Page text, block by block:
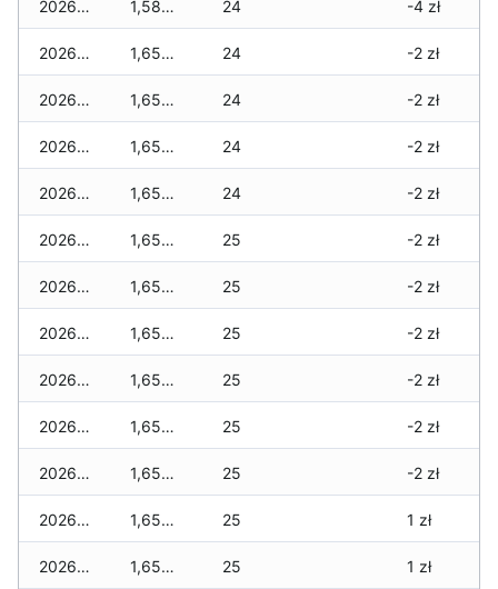
2026-05-12 1,580 zł 24 -4 zł
2026-05-09 1,655 zł 24 -2 zł
2026-05-08 1,655 zł 24 -2 zł
2026-05-07 1,655 zł 24 -2 zł
2026-05-06 1,655 zł 24 -2 zł
2026-05-05 1,655 zł 25 -2 zł
2026-05-04 1,655 zł 25 -2 zł
2026-05-03 1,655 zł 25 -2 zł
2026-05-02 1,655 zł 25 -2 zł
2026-05-01 1,655 zł 25 -2 zł
2026-04-30 1,655 zł 25 -2 zł
2026-04-29 1,655 zł 25 1 zł
2026-04-28 1,655 zł 25 1 zł